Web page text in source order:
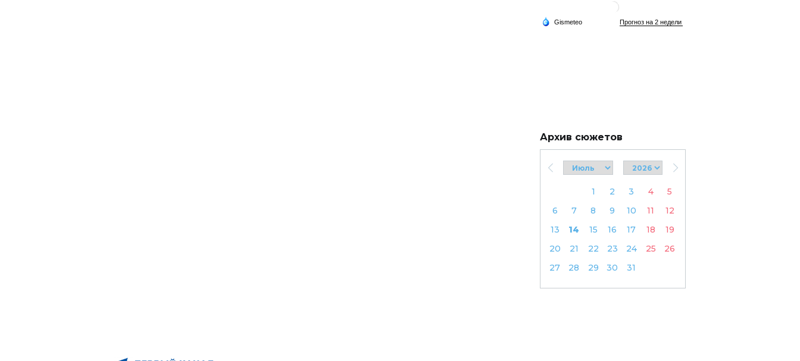
Архив сюжетов
1 2 3 4
5
6
7 8 9 10 11
12
13
14 15 16 17 18
19
20
21 22 23 24 25
26
27
28 29 30 31